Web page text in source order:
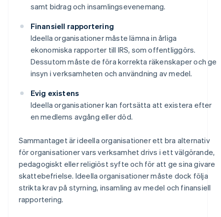
samt bidrag och insamlingsevenemang.
Finansiell rapportering
Ideella organisationer måste lämna in årliga
ekonomiska rapporter till IRS, som offentliggörs.
Dessutom måste de föra korrekta räkenskaper och ge
insyn i verksamheten och användning av medel.
Evig existens
Ideella organisationer kan fortsätta att existera efter
en medlems avgång eller död.
Sammantaget är ideella organisationer ett bra alternativ
för organisationer vars verksamhet drivs i ett välgörande,
pedagogiskt eller religiöst syfte och för att ge sina givare
skattebefrielse. Ideella organisationer måste dock följa
strikta krav på styrning, insamling av medel och finansiell
rapportering.